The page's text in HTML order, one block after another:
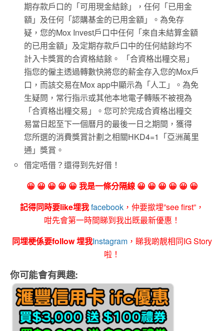
期存款戶口的「可用現金結餘」，任何「已用金
額」及任何「認購基金的已用金額」。為免存
疑，您的Mox Invest戶口中任何「來自未結算金額
的已用金額」及定期存款戶口中的任何結餘均不
計入卡獎賞的合資格結餘。 「合資格出糧交易」
指您的僱主透過轉數快將您的薪金存入您的Mox戶
口，而該交易在Mox app中顯示為「人工」。為免
生疑問，常行指示或其他本地電子轉賬不被視為
「合資格出糧交易」。您可於完成合資格出糧交
易當日起至下一個曆月的最後一日之期間，獲得
您所選的消費獎賞計劃之相關HKD4=1「亞洲萬里
通」獎賞。
借定唔借？還得到先好借！
😀 😀 😀 😀 😀 我是一條分隔線 😀 😀 😀 😀 😀 😀
記得同時要like埋我facebook ，仲要撳埋”see first”，
咁先會第一時間睇到我出既最新優惠！
同埋梗係要follow 埋我Instagram ，睇我啲靚相同IG Story
啦！
你可能會有興趣: